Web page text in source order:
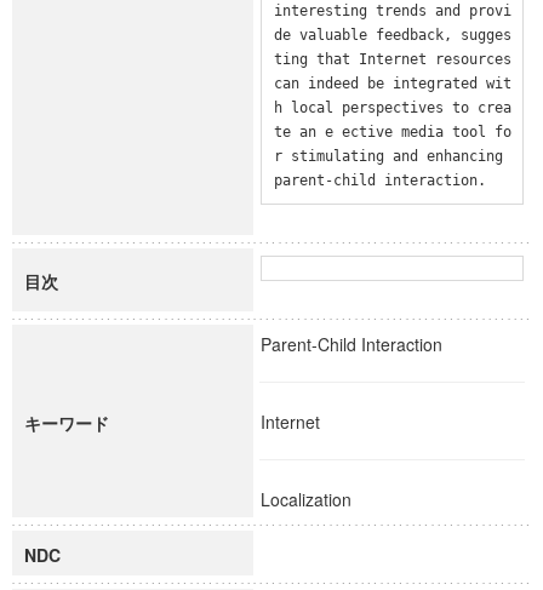
interesting trends and provi
de valuable feedback, sugges
ting that Internet resources
can indeed be integrated wit
h local perspectives to crea
te an e ective media tool fo
r stimulating and enhancing
parent-child interaction.
目次
キーワード
Parent-Child Interaction
Internet
Localization
NDC